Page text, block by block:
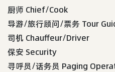
厨师 Chief/Cook
导游/旅行顾问/票务 Tour
司机 Chauffeur/Driver
保安 Security
寻呼员/话务员 Paging